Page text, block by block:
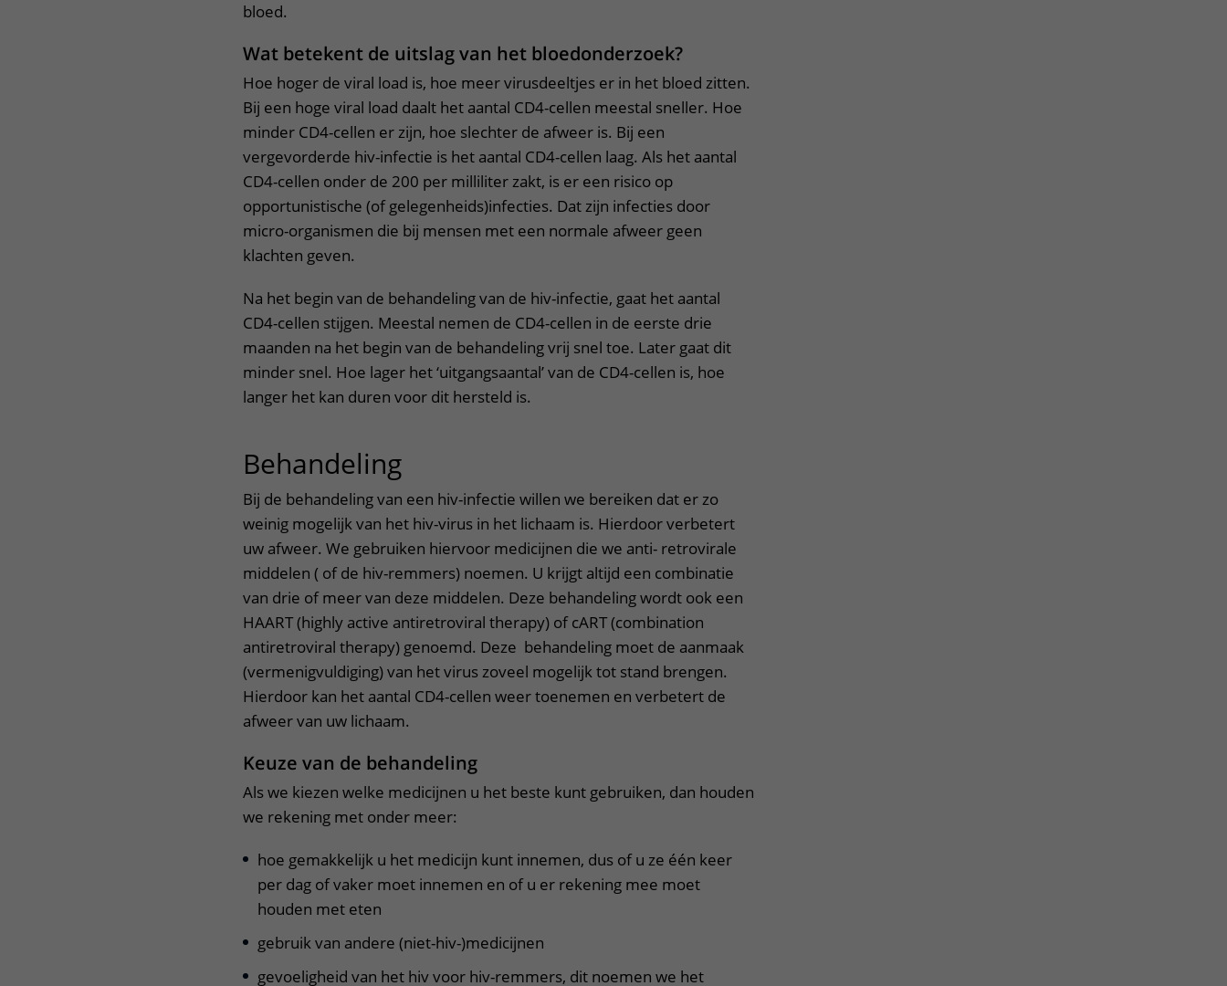
bloed.
Wat betekent de uitslag van het bloedonderzoek?
Hoe hoger de viral load is, hoe meer virusdeeltjes er in het bloed zitten.
Bij een hoge viral load daalt het aantal CD4-cellen meestal sneller. Hoe
minder CD4-cellen er zijn, hoe slechter de afweer is. Bij een
vergevorderde hiv-infectie is het aantal CD4-cellen laag. Als het aantal
CD4-cellen onder de 200 per milliliter zakt, is er een risico op
opportunistische (of gelegenheids)infecties. Dat zijn infecties door
micro-organismen die bij mensen met een normale afweer geen
klachten geven.
Na het begin van de behandeling van de hiv-infectie, gaat het aantal
CD4-cellen stijgen. Meestal nemen de CD4-cellen in de eerste drie
maanden na het begin van de behandeling vrij snel toe. Later gaat dit
minder snel. Hoe lager het ‘uitgangsaantal’ van de CD4-cellen is, hoe
langer het kan duren voor dit hersteld is.
Behandeling
Bij de behandeling van een hiv-infectie willen we bereiken dat er zo
weinig mogelijk van het hiv-virus in het lichaam is. Hierdoor verbetert
uw afweer. We gebruiken hiervoor medicijnen die we anti- retrovirale
middelen ( of de hiv-remmers) noemen. U krijgt altijd een combinatie
van drie of meer van deze middelen. Deze behandeling wordt ook een
HAART (highly active antiretroviral therapy) of cART (combination
antiretroviral therapy) genoemd. Deze behandeling moet de aanmaak
(vermenigvuldiging) van het virus zoveel mogelijk tot stand brengen.
Hierdoor kan het aantal CD4-cellen weer toenemen en verbetert de
afweer van uw lichaam.
Keuze van de behandeling
Als we kiezen welke medicijnen u het beste kunt gebruiken, dan houden
we rekening met onder meer:
hoe gemakkelijk u het medicijn kunt innemen, dus of u ze één keer
per dag of vaker moet innemen en of u er rekening mee moet
houden met eten
gebruik van andere (niet-hiv-)medicijnen
gevoeligheid van het hiv voor hiv-remmers, dit noemen we het